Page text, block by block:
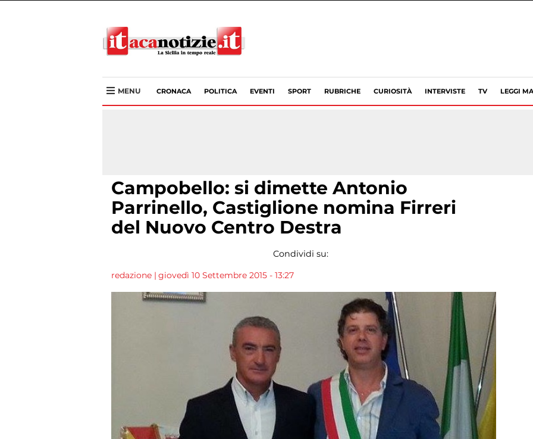
MENU CRONACA POLITICA EVENTI SPORT RUBRICHE CURIOSITÀ INTERVISTE TV LEGGI
Campobello: si dimette Antonio
Parrinello, Castiglione nomina Firreri
del Nuovo Centro Destra
Condividi su:
redazione | giovedì 10 Settembre 2015 - 13:27